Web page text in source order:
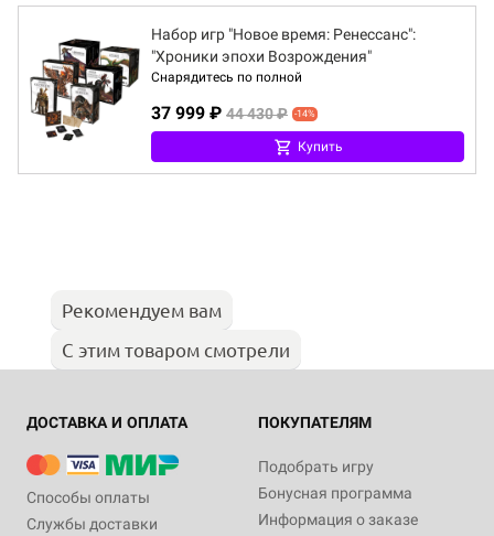
Набор игр "Новое время: Ренессанс":
"Хроники эпохи Возрождения"
Снарядитесь по полной
37 999 ₽ 44 430 ₽ -14%
Купить
Рекомендуем вам
С этим товаром смотрели
ДОСТАВКА И ОПЛАТА
Способы оплаты
Службы доставки
ПОКУПАТЕЛЯМ
Подобрать игру
Бонусная программа
Информация о заказе